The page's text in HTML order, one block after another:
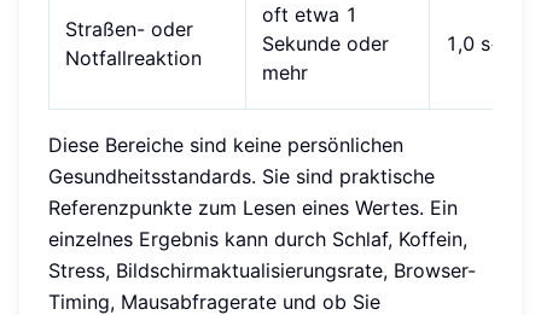
Straßen- oder
Notfallreaktion
oft etwa 1
Sekunde oder
mehr
1,0 s+
Diese Bereiche sind keine persönlichen
Gesundheitsstandards. Sie sind praktische
Referenzpunkte zum Lesen eines Wertes. Ein
einzelnes Ergebnis kann durch Schlaf, Koffein,
Stress, Bildschirmaktualisierungsrate, Browser-
Timing, Mausabfragerate und ob Sie